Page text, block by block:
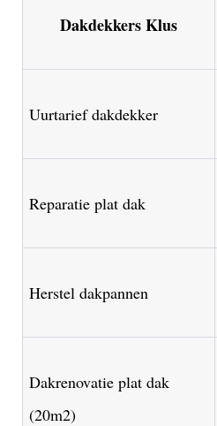
Dakdekkers Klus
Uurtarief dakdekker
Reparatie plat dak
Herstel dakpannen
Dakrenovatie plat dak
(20m2)